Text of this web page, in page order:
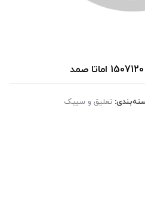
تعلیق و سیبک